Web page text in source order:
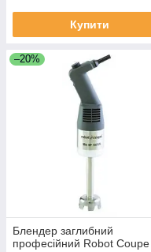
Купити
–20%
Блендер заглибний
професійний Robot Coupe